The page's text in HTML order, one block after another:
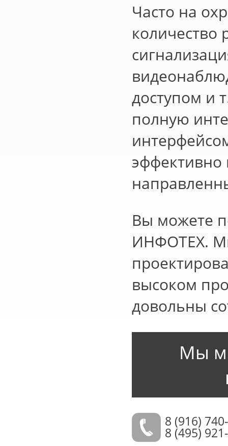
Часто на
количество
доступом и
полную
Вы можете
ИНФОТЕХ.
высоком
довольны
Мы
8 (916)
8 (495)